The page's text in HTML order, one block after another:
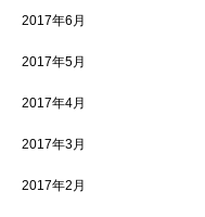
2017年6月
2017年5月
2017年4月
2017年3月
2017年2月